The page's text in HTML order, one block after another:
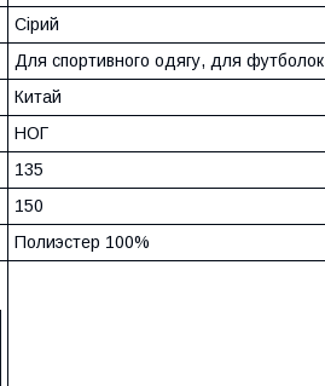
Сірий
Для спортивного одягу, для футболок
Китай
НОГ
135
150
Полиэстер 100%